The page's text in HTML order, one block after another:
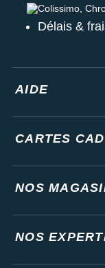
Colissimo,
Délais &
AIDE
CARTES
NOS
NOS